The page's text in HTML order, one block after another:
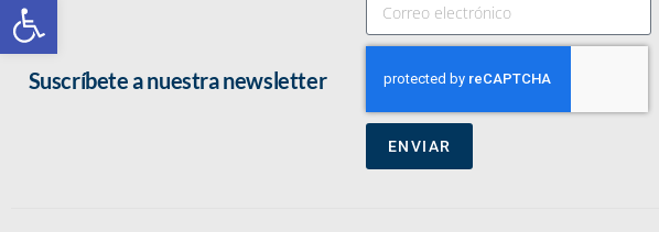
Suscríbete a nuestra newsletter
ENVIAR